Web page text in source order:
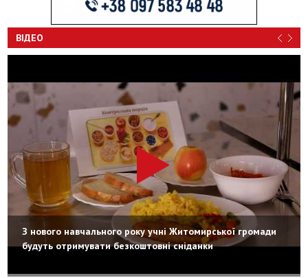
ВІДЕО
З нового навчального року учні Житомирської громади
будуть отримувати безкоштовні сніданки